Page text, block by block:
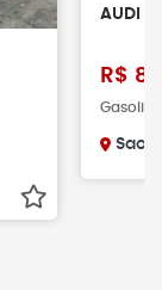
AUDI
R$
Sao